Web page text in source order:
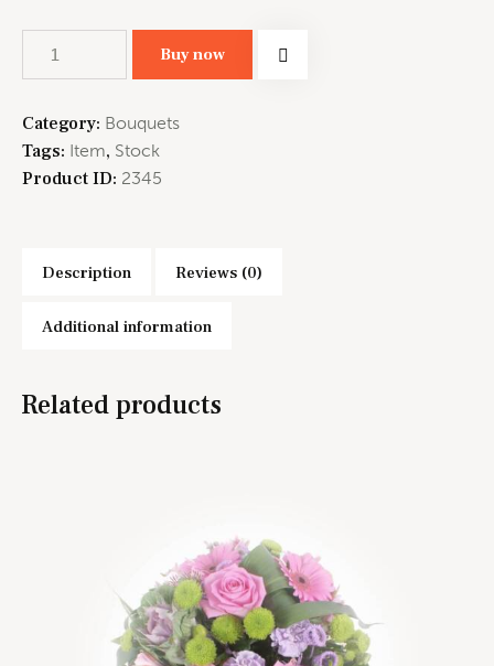
Buy now
Category: Bouquets
Tags: Item, Stock
Product ID: 2345
Description Reviews (0)
Additional information
Related products